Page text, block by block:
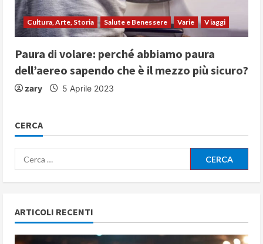
Cultura, Arte, Storia Salute e Benessere Varie Viaggi
Paura di volare: perché abbiamo paura
dell’aereo sapendo che è il mezzo più sicuro?
zary 5 Aprile 2023
CERCA
Ricerca
per:
ARTICOLI RECENTI